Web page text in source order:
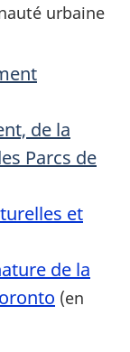
urbaine
de la
Parcs de
et
de la
(en